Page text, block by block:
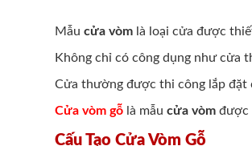
Mẫu cửa vòm là loại cửa được
Không chỉ có công dụng như cửa
Cửa thường được thi công lắp đặt
Cửa vòm gỗ là mẫu cửa vòm được
Cấu Tạo Cửa Vòm Gỗ